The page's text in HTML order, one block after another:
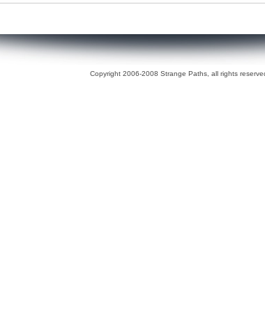
Copyright 2006-2008 Strange Paths, all rights